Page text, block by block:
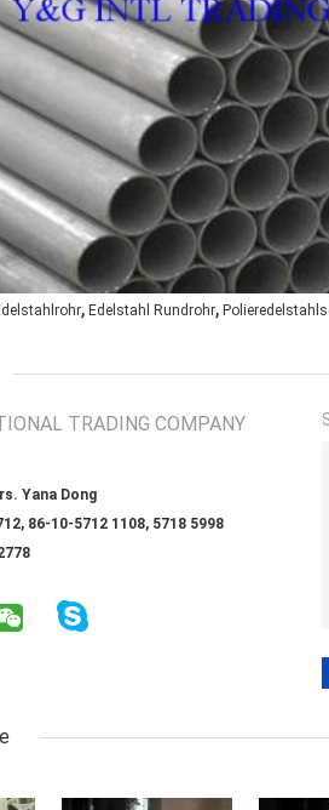
, Edelstahl Rundrohr,
TRADING COMPANY
Yana Dong
86-10-5712 1108, 5718 5998